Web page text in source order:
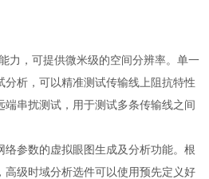
力，可提供微米级的空间分辨率。单一
析，可以精准测试传输线上阻抗特性
端串扰测试，用于测试多条传输线之间
参数的虚拟眼图生成及分析功能。根
高级时域分析选件可以使用预先定义好